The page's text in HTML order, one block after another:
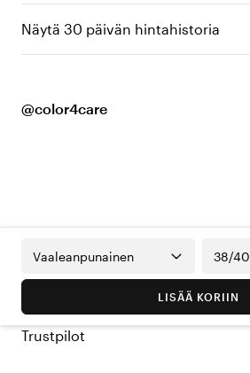
Näytä 30 päivän hintahistoria
@color4care
Vaaleanpunainen 38/40
LISÄÄ KORIIN
Trustpilot